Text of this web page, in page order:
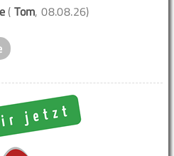
(Tom, 08.08.26)